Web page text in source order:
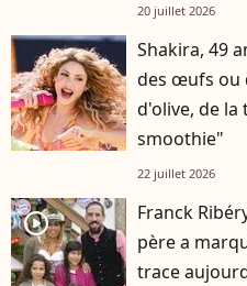
20 juillet 2026
Shakira, 49
des œufs ou
d'olive, de la
smoothie"
22 juillet 2026
player2
Franck
père a
trace